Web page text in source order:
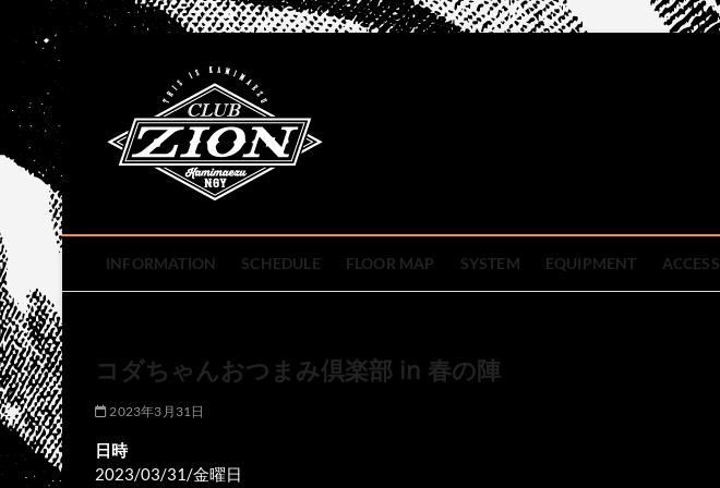
content
INFORMATION SCHEDULE FLOOR MAP SYSTEM EQUIPMENT ACCESS
コダちゃんおつまみ倶楽部 in 春の陣
2023年3月31日
日時
2023/03/31/金曜日